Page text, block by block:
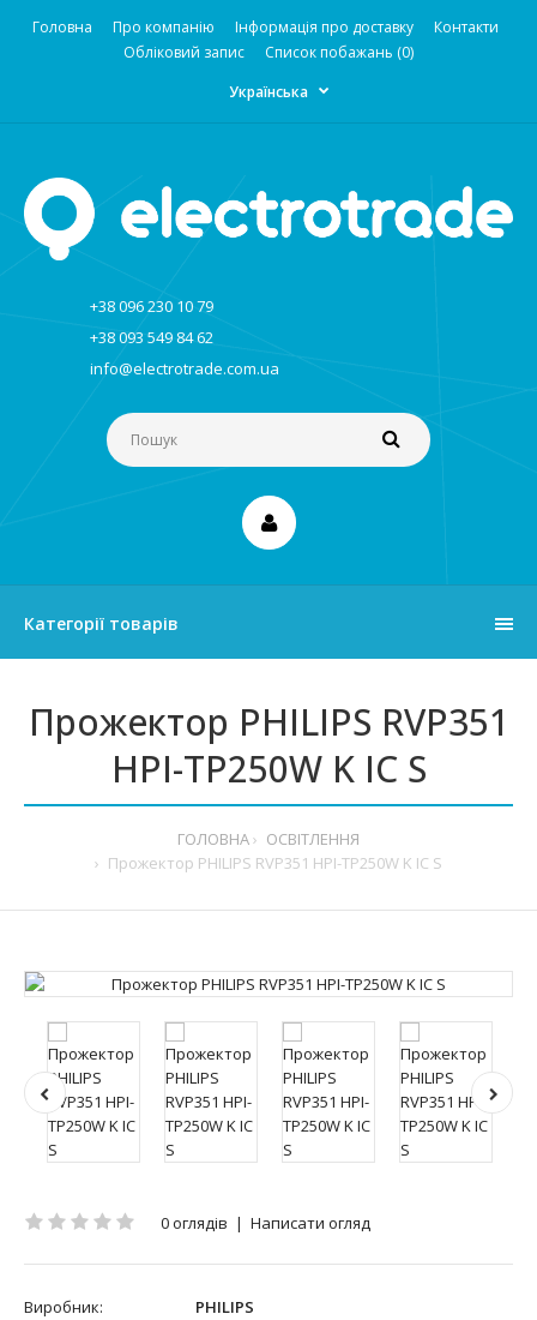
Головна Про компанію Інформація про доставку
Контакти
Обліковий запис
Список побажань (0)
Українська
+38 096 230 10 79
+38 093 549 84 62
info@electrotrade.com.ua
Категорії товарів
Прожектор PHILIPS RVP351
HPI-TP250W K IC S
ГОЛОВНА
ОСВІТЛЕННЯ
Прожектор PHILIPS RVP351 HPI-TP250W K IC S
0 оглядів | Написати огляд
Виробник:
PHILIPS